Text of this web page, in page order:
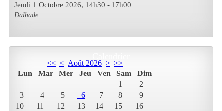
Jeudi 1 Octobre 2026, 14h30 - 17h00
Dalbade
<< < Août 2026 > >>
Lun
Mar Mer Jeu Ven Sam
Dim
1
2
3
4 5 6 7 8
9
10
11 12 13 14 15
16